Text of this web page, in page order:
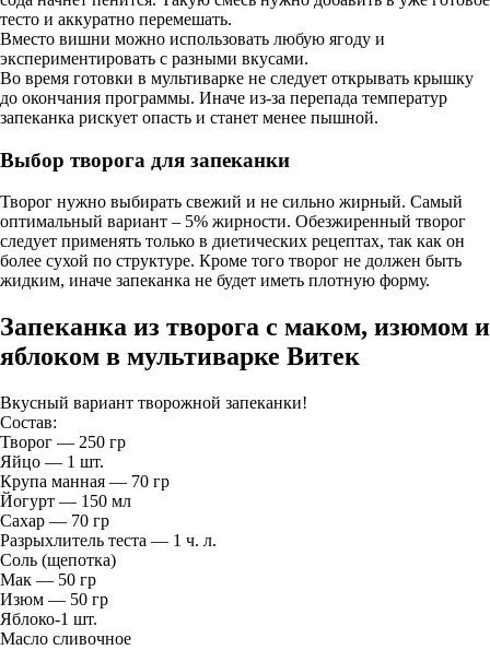
тесто и аккуратно перемешать.
Вместо вишни можно использовать любую ягоду и
экспериментировать с разными вкусами.
Во время готовки в мультиварке не следует открывать крышку
до окончания программы. Иначе из-за перепада температур
запеканка рискует опасть и станет менее пышной.
Выбор творога для запеканки
Творог нужно выбирать свежий и не сильно жирный. Самый
оптимальный вариант – 5% жирности. Обезжиренный творог
следует применять только в диетических рецептах, так как он
более сухой по структуре. Кроме того творог не должен быть
жидким, иначе запеканка не будет иметь плотную форму.
Запеканка из творога с маком, изюмом и
яблоком в мультиварке Витек
Вкусный вариант творожной запеканки!
Состав:
Творог — 250 гр
Яйцо — 1 шт.
Крупа манная — 70 гр
Йогурт — 150 мл
Сахар — 70 гр
Разрыхлитель теста — 1 ч. л.
Соль (щепотка)
Мак — 50 гр
Изюм — 50 гр
Яблоко-1 шт.
Масло сливочное